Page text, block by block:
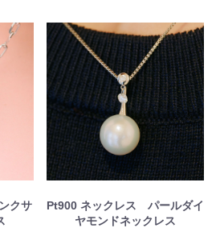
クサ
Pt900 ネックレス パールダイ
ヤモンドネックレス